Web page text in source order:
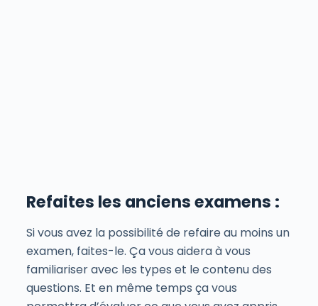
Refaites les anciens examens :
Si vous avez la possibilité de refaire au moins un
examen, faites-le. Ça vous aidera à vous
familiariser avec les types et le contenu des
questions. Et en même temps ça vous